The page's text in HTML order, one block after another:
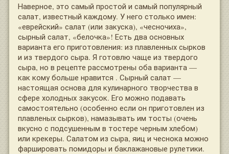
Наверное, это самый простой и самый популярный
салат, известный каждому. У него столько имен:
«еврейский» салат (или закуска), «чесночиха»,
сырный салат, «белочка»! Есть два основных
варианта его приготовления: из плавленных сырков
и из твердого сыра. Я готовлю чаще из твердого
сыра, но в рецепте рассмотрены оба варианта —
как кому больше нравится . Сырный салат —
настоящая основа для кулинарного творчества в
сфере холодных закусок. Его можно подавать
самостоятельно (особенно если он приготовлен из
плавленых сырков), намазывать им тосты (очень
вкусно с подсушенным в тостере черным хлебом)
или крекеры. Салатом из сыра, яиц и чеснока можно
фаршировать помидоры и баклажановые рулетики.